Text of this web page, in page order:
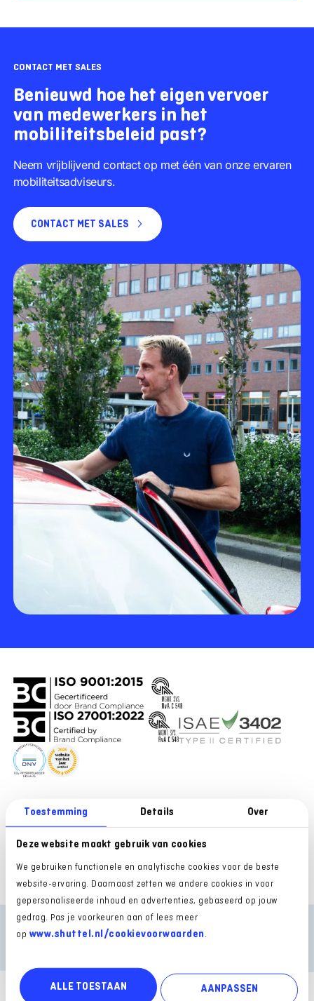
Toestemming Details Over
Deze website maakt gebruik van cookies
We gebruiken functionele en analytische cookies voor de beste
website-ervaring. Daarnaast zetten we andere cookies in voor
gepersonaliseerde inhoud en advertenties, gebaseerd op jouw
gedrag. Pas je voorkeuren aan of lees meer
op www.shuttel.nl/cookievoorwaarden
ALLE TOESTAAN AANPASSEN
CONTACT MET SALES
Benieuwd hoe het eigen vervoer
van medewerkers in het
mobiliteitsbeleid past?
Neem vrijblijvend contact op met één van onze ervaren
mobiliteitsadviseurs.
CONTACT MET SALES
VOOR GEBRUIKERS
Inloggen Mijn Shuttel
Support website
Inloggen Rijksoverheid
Support Rijksoverheid
Over ons
Vacatures
Mobiliteitspartner TeamNL
Partners van Shuttel
Contact
Algemene voorwaardenPrivacy statementDisclaimerCookies
CookievoorkeurenEU Data Act Issuer statement Enfuce